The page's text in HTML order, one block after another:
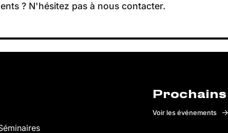
? N'hésitez pas à nous contacter.
Voir les événements